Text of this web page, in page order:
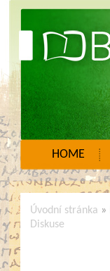
HOME
Úvodní stránka »
Diskuse